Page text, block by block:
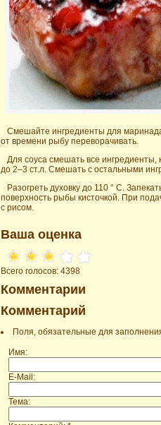
Смешайте ингредиенты для
от времени рыбу переворачивать.
Для соуса смешать все ингредиенты,
до 2–3 ст.л. Смешать с остальными
Разогреть духовку до 110 ° C.
поверхность рыбы кисточкой. При
с рисом.
Ваша оценка
Всего голосов: 4398
Комментарии
Комментарий
Поля, обязательные для
Имя:
E-Mail:
Тема: